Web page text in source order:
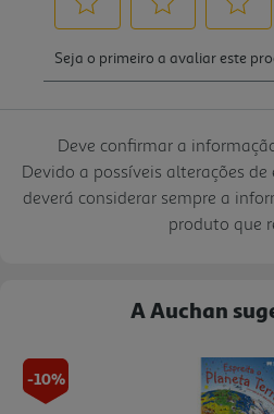
Deve confirmar a
Devido a possíveis alterações
deverá considerar sempre a
produto que
A Auchan
-10%